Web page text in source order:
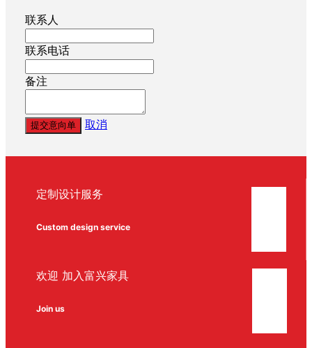
联系人
联系电话
备注
提交意向单 取消
定制设计服务
Custom design service
欢迎 加入富兴家具
Join us